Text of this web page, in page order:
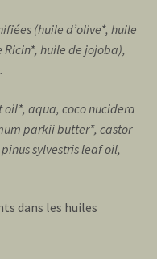
(huile d’olive*, huile
huile de jojoba),
aqua, coco nucidera
parkii butter*, castor
sylvestris leaf oil,
dans les huiles